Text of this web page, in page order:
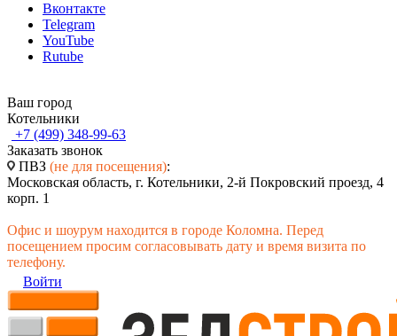
Вконтакте
Telegram
YouTube
Rutube
Ваш город
Котельники
+7 (499) 348-99-63
Заказать звонок
ПВЗ (не для посещения):
Московская область, г. Котельники, 2-й Покровский проезд, 4
корп. 1
Офис и шоурум находится в городе Коломна. Перед
посещением просим согласовывать дату и время визита по
телефону.
Войти